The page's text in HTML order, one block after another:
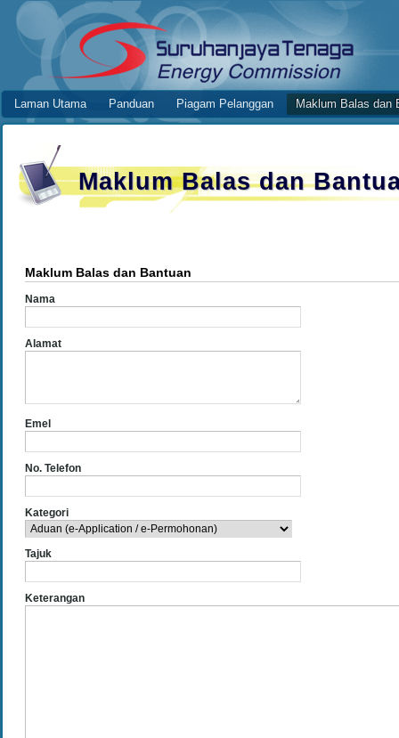
Skip to Content
Online Application System
Maklum Balas dan Bantuan
Navigation
Laman Utama Panduan Piagam Pelanggan Maklum Balas dan
Maklum Balas dan
Maklum Balas dan Bantuan
Nama
Alamat
Emel
No. Telefon
Kategori
Tajuk
Keterangan